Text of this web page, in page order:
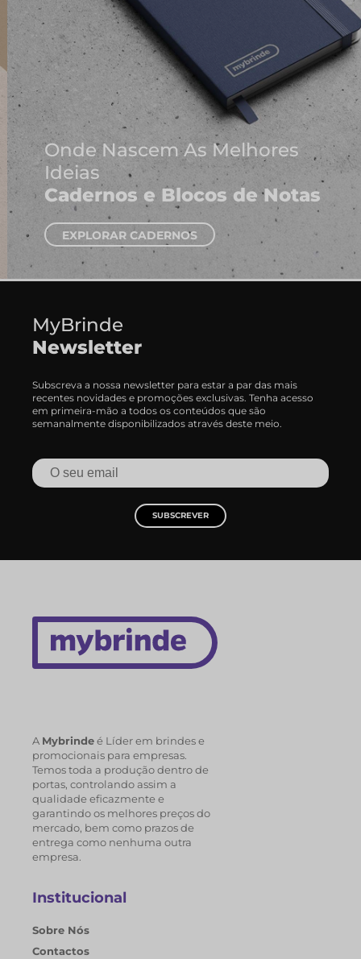
Onde Nascem As Melhores
Ideias
Cadernos e Blocos de Notas
EXPLORAR CADERNOS
MyBrinde
Newsletter
Subscreva a nossa newsletter para estar a par das mais
recentes novidades e promoções exclusivas. Tenha acesso
em primeira-mão a todos os conteúdos que são
semanalmente disponibilizados através deste meio.
SUBSCREVER
A Mybrindeé Líder em brindes e
promocionais para empresas.
Temos toda a produção dentro de
portas, controlando assim a
qualidade eficazmente e
garantindo os melhores preços do
mercado, bem como prazos de
entrega como nenhuma outra
empresa.
Institucional
Sobre Nós
Contactos